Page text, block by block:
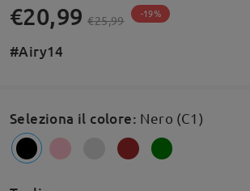
€20,99 €25,99 -19%
#Airy14
Seleziona il colore: Nero (C1)